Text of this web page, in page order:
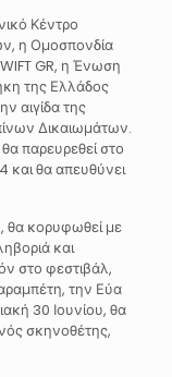
Κέντρο
η Ομοσπονδία
GR, η Ένωση
της Ελλάδος
αιγίδα της
Δικαιωμάτων.
παρευρεθεί στο
και θα απευθύνει
θα κορυφωθεί με
και
στο φεστιβάλ,
την Εύα
30 Ιουνίου, θα
σκηνοθέτης,